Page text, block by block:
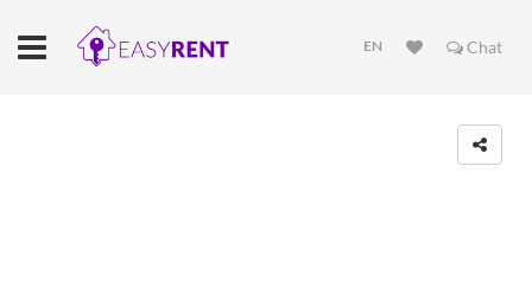
EN Chat